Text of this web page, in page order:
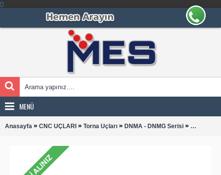
MENÜ
Anasayfa » CNC UÇLARI » Torna Uçları » DNMA - DNMG Serisi » DNMG